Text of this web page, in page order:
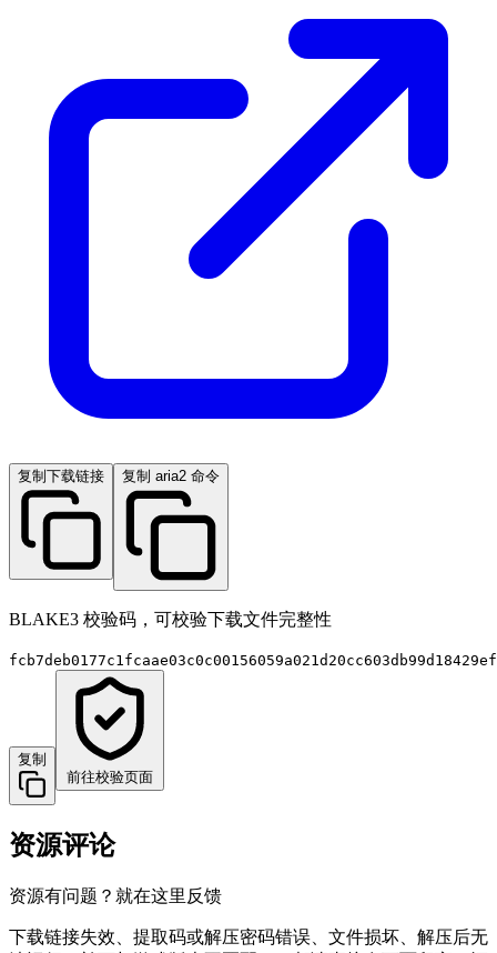
复制下载链接 复制 aria2 命令
BLAKE3 校验码，可校验下载文件完整性
复制
前往校验页面
资源评论
资源有问题？就在这里反馈
下载链接失效、提取码或解压密码错误、文件损坏、解压后无